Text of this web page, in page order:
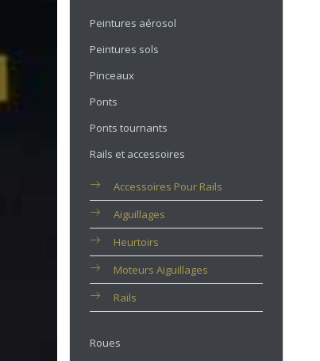
Peintures aérosol
Peintures sols
Pinceaux
Ponts
Ponts tournants
Rails et accessoires
Accessoires Pour Rails
Aiguillages
Heurtoirs
Moteurs Aiguillages
Rails
Roues